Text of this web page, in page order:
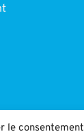
le consentement